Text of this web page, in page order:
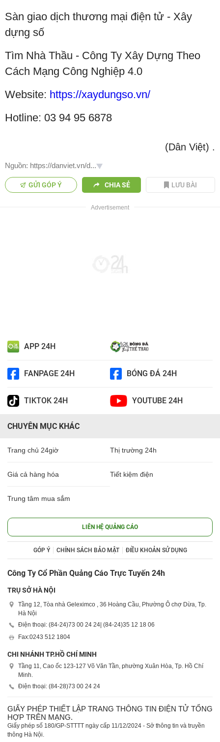
Sàn giao dịch thương mại điện tử - Xây
dựng số
Tìm Nhà Thầu - Công Ty Xây Dựng Theo
Cách Mạng Công Nghiệp 4.0
Website: https://xaydungso.vn/
Hotline: 03 94 95 6878
(Dân Việt) .
Nguồn: https://danviet.vn/d...
GỬI GÓP Ý CHIA SẺ LƯU BÀI
APP 24H
FANPAGE 24H BÓNG ĐÁ 24H
TIKTOK 24H YOUTUBE 24H
CHUYÊN MỤC KHÁC
Trang chủ 24giờ Thị trường 24h
Giá cả hàng hóa Tiết kiệm điện
Trung tâm mua sắm
LIÊN HỆ QUẢNG CÁO
GÓP Ý CHÍNH SÁCH BẢO MẬT ĐIỀU KHOẢN SỬ DỤNG
Công Ty Cổ Phần Quảng Cáo Trực Tuyến 24h
TRỤ SỞ HÀ NỘI
Tầng 12, Tòa nhà Geleximco , 36 Hoàng Cầu, Phường Ô chợ Dừa, Tp.
Hà Nội
Điện thoại: (84-24)73 00 24 24| (84-24)35 12 18 06
Fax:0243 512 1804
CHI NHÁNH TP.HỒ CHÍ MINH
Tầng 11, Cao ốc 123-127 Võ Văn Tần, phường Xuân Hòa, Tp. Hồ Chí
Minh.
Điện thoại: (84-28)73 00 24 24
GIẤY PHÉP THIẾT LẬP TRANG THÔNG TIN ĐIỆN TỬ TỔNG
HỢP TRÊN MẠNG.
Giấy phép số 180/GP-STTTT ngày cấp 11/12/2024 - Sở thông tin và truyền
thông Hà Nội.